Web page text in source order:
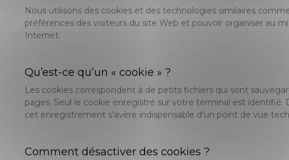
Nous utilisons des cookies et des technologies similaires
préférences des visiteurs du site Web et pouvoir organiser au
Internet.
Qu’est-ce qu’un « cookie » ?
Les cookies correspondent à de petits fichiers qui sont
pages. Seul le cookie enregistré sur votre terminal est
cet enregistrement s'avère indispensable d'un point de vue
Comment désactiver des cookies ?